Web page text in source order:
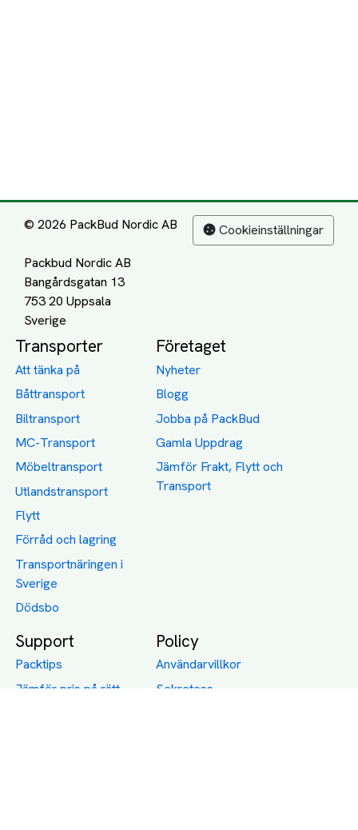
© 2026 PackBud Nordic AB
Packbud Nordic AB
Bangårdsgatan 13
753 20 Uppsala
Cookieinställningar
Transporter
Att tänka på
Båttransport
Biltransport
MC-Transport
Möbeltransport
Utlandstransport
Flytt
Förråd och lagring
Transportnäringen i
Sverige
Dödsbo
Företaget
Nyheter
Blogg
Jobba på PackBud
Gamla Uppdrag
Jämför Frakt, Flytt och
Transport
Support
Packtips
Jämför pris på rätt
Policy
Användarvillkor
Sekretess